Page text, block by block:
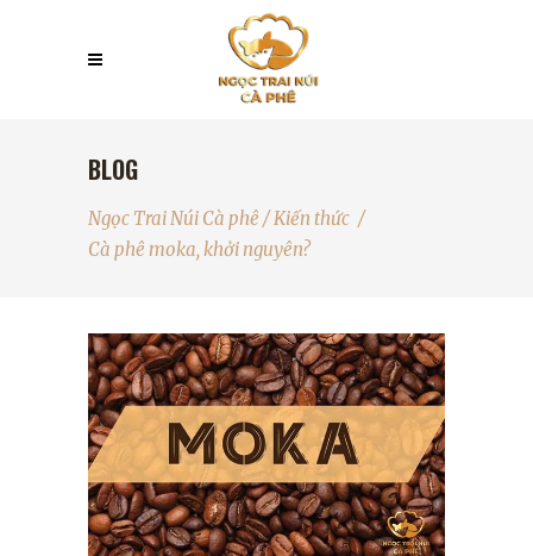
BLOG
Ngọc Trai Núi Cà phê /Kiến thức /
Cà phê moka, khởi nguyên?